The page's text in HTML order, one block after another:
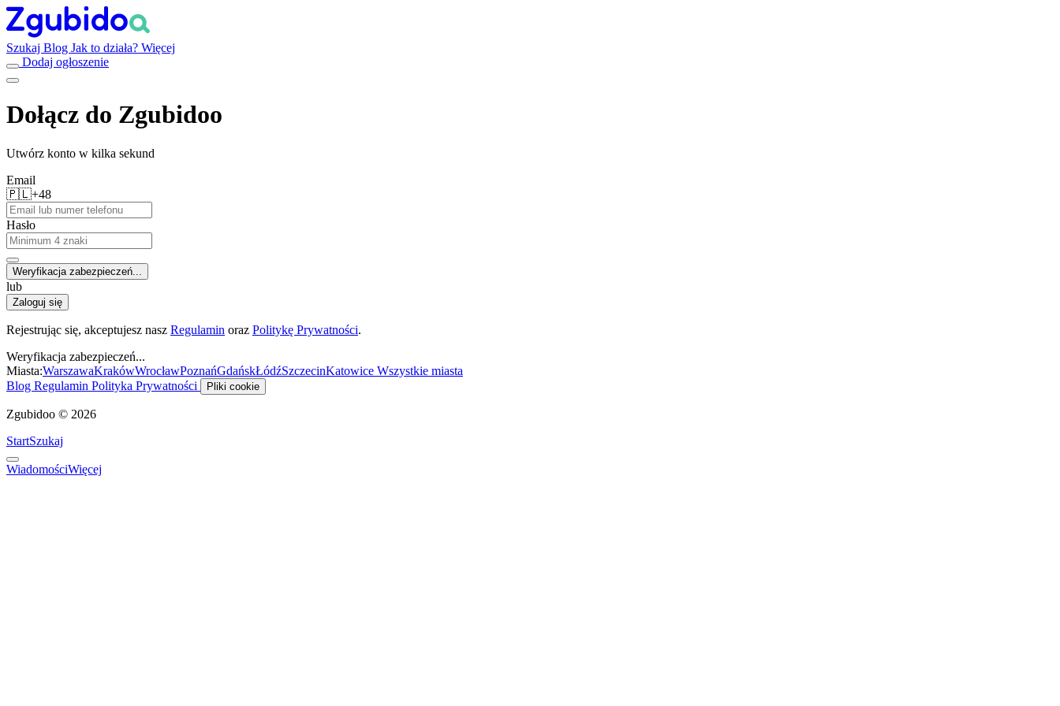
Szukaj Blog Jak to działa? Więcej
Dodaj ogłoszenie
Dołącz do Zgubidoo
Utwórz konto w kilka sekund
Email
🇵🇱+48
Hasło
Weryfikacja zabezpieczeń...
lub
Zaloguj się
Rejestrując się, akceptujesz nasz Regulamin oraz Politykę Prywatności.
Weryfikacja zabezpieczeń...
Miasta:WarszawaKrakówWrocławPoznańGdańskŁódźSzczecinKatowice Wszystkie miasta
Blog Regulamin Polityka Prywatności Pliki cookie
Zgubidoo © 2026
StartSzukaj
WiadomościWięcej